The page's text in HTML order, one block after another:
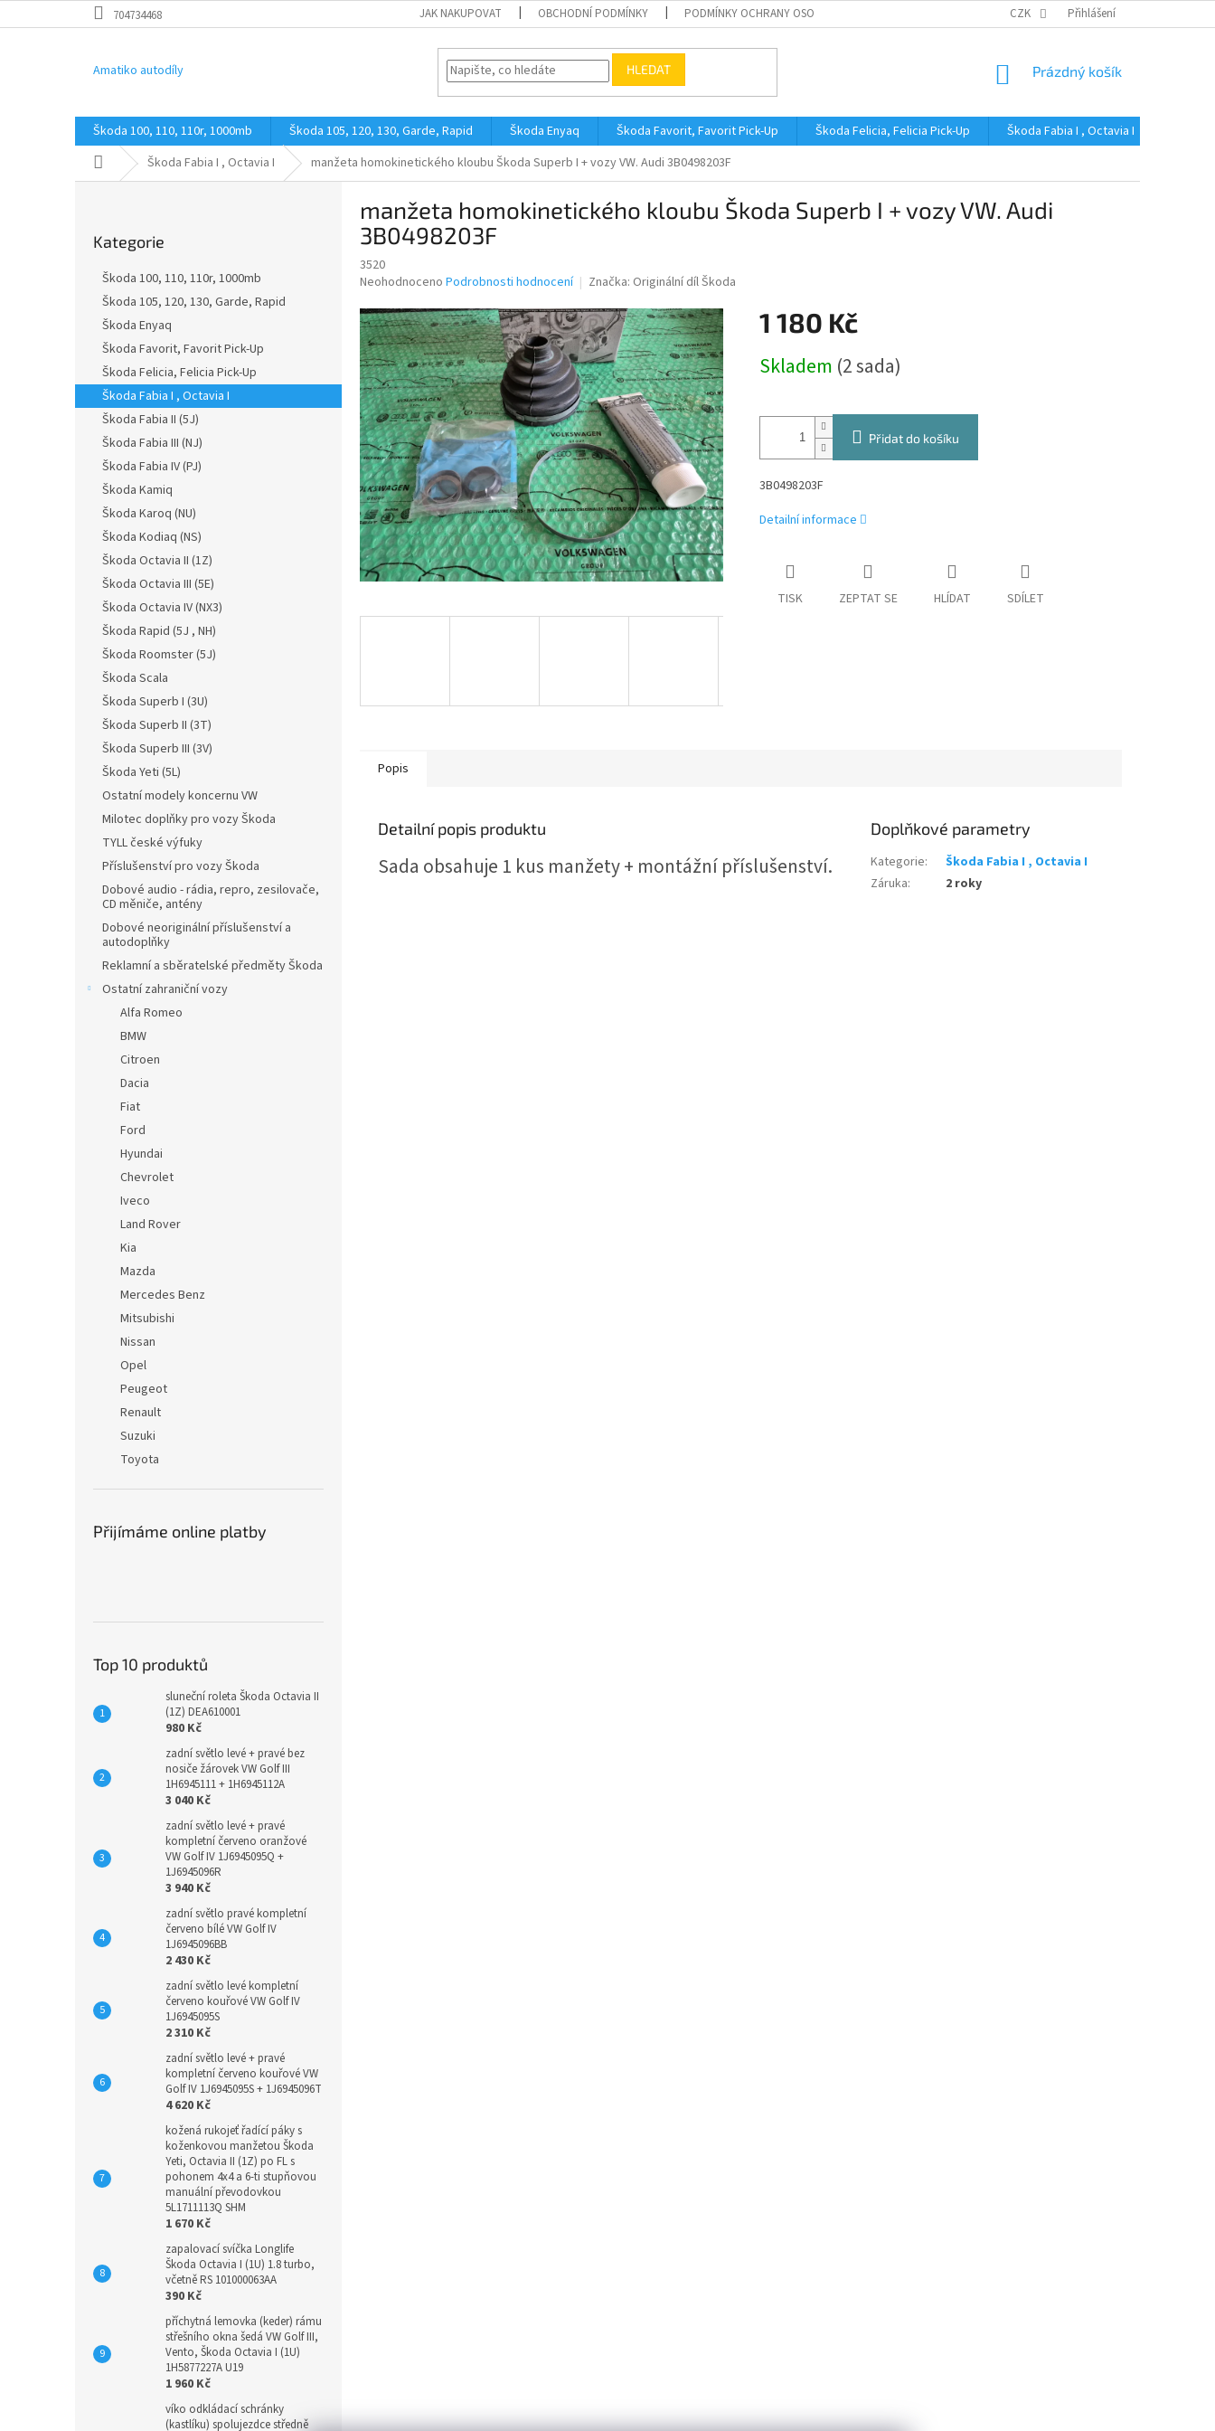
na
704734468 JAK NAKUPOVAT OBCHODNÍ PODMÍNKY PODMÍNKY OCHRANY OSOBNÍCH ÚDAJŮ CZK Přihlášení
Amatiko autodíly HLEDAT
NÁKUPNÍ
Prázdný košík
Škoda 100, 110, 110r, 1000mb Škoda 105, 120, 130, Garde, Rapid Škoda Enyaq Škoda Favorit, Favorit Pick-Up Škoda Felicia, Felicia Pick-Up Škoda Fabia I , Octavia I
Domů Škoda Fabia I , Octavia I manžeta homokinetického kloubu Škoda Superb I + vozy VW. Audi 3B0498203F
a
n
kategorie
Kategorie
Škoda 100, 110, 110r, 1000mb
Škoda 105, 120, 130, Garde, Rapid
Škoda Enyaq
Škoda Favorit, Favorit Pick-Up
Škoda Felicia, Felicia Pick-Up
Škoda Fabia I , Octavia I
Škoda Fabia II (5J)
Škoda Fabia III (NJ)
Škoda Fabia IV (PJ)
Škoda Kamiq
Škoda Karoq (NU)
Škoda Kodiaq (NS)
Škoda Octavia II (1Z)
Škoda Octavia III (5E)
Škoda Octavia IV (NX3)
Škoda Rapid (5J , NH)
Škoda Roomster (5J)
Škoda Scala
Škoda Superb I (3U)
Škoda Superb II (3T)
Škoda Superb III (3V)
Škoda Yeti (5L)
Ostatní modely koncernu VW
Milotec doplňky pro vozy Škoda
TYLL české výfuky
Příslušenství pro vozy Škoda
Dobové audio - rádia, repro, zesilovače,
CD měniče, antény
Dobové neoriginální příslušenství a
autodoplňky
Reklamní a sběratelské předměty Škoda
Ostatní zahraniční vozy
Alfa Romeo
BMW
Citroen
Dacia
Fiat
Ford
Hyundai
Chevrolet
Iveco
Land Rover
Kia
Mazda
Mercedes Benz
Mitsubishi
Nissan
Opel
Peugeot
Renault
Suzuki
Toyota
Přijímáme online platby
Top 10 produktů
sluneční roleta Škoda Octavia II
(1Z) DEA610001
980 Kč
zadní světlo levé + pravé bez
nosiče žárovek VW Golf III
1H6945111 + 1H6945112A
3 040 Kč
zadní světlo levé + pravé
kompletní červeno oranžové
VW Golf IV 1J6945095Q +
1J6945096R
3 940 Kč
zadní světlo pravé kompletní
červeno bílé VW Golf IV
1J6945096BB
2 430 Kč
zadní světlo levé kompletní
červeno kouřové VW Golf IV
1J6945095S
2 310 Kč
zadní světlo levé + pravé
kompletní červeno kouřové VW
Golf IV 1J6945095S + 1J6945096T
4 620 Kč
kožená rukojeť řadící páky s
koženkovou manžetou Škoda
Yeti, Octavia II (1Z) po FL s
pohonem 4x4 a 6-ti stupňovou
manuální převodovkou
5L1711113Q SHM
1 670 Kč
zapalovací svíčka Longlife
Škoda Octavia I (1U) 1.8 turbo,
včetně RS 101000063AA
390 Kč
příchytná lemovka (keder) rámu
střešního okna šedá VW Golf III,
Vento, Škoda Octavia I (1U)
1H5877227A U19
1 960 Kč
víko odkládací schránky
(kastlíku) spolujezdce středně
manžeta homokinetického kloubu Škoda Superb I + vozy VW. Audi
3B0498203F
3520
Průměrné
produktu
je
0,0
z
5
hvězdiček.
Neohodnoceno Podrobnosti hodnocení Značka: Originální díl Škoda
1 180 Kč
cena:
Skladem (2 sada)
Přidat do košíku
3B0498203F
Detailní informace
TISK ZEPTAT SE HLÍDAT SDÍLET
Popis
Detailní popis produktu
Sada obsahuje 1 kus manžety + montážní příslušenství.
Doplňkové parametry
Kategorie:
Škoda Fabia I , Octavia I
Záruka: 2 roky